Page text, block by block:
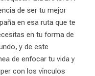
de ser tu mejor
en esa ruta que te
en tu forma de
y de este
de enfocar tu vida y
con los vínculos